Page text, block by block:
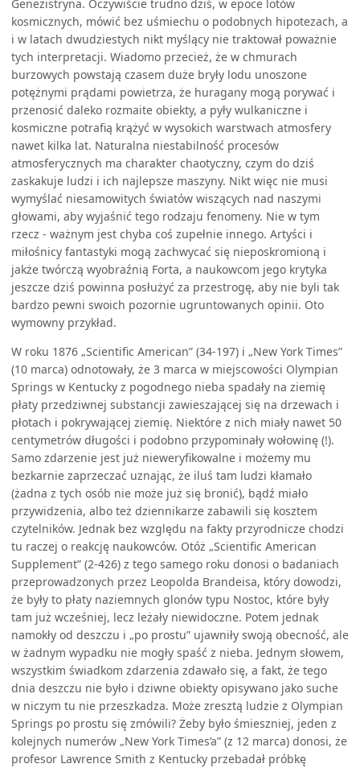
Genezistryna. Oczywiście trudno dziś, w epoce lotów
kosmicznych, mówić bez uśmiechu o podobnych hipotezach, a
i w latach dwudziestych nikt myślący nie traktował poważnie
tych interpretacji. Wiadomo przecież, że w chmurach
burzowych powstają czasem duże bryły lodu unoszone
potężnymi prądami powietrza, że huragany mogą porywać i
przenosić daleko rozmaite obiekty, a pyły wulkaniczne i
kosmiczne potrafią krążyć w wysokich warstwach atmosfery
nawet kilka lat. Naturalna niestabilność procesów
atmosferycznych ma charakter chaotyczny, czym do dziś
zaskakuje ludzi i ich najlepsze maszyny. Nikt więc nie musi
wymyślać niesamowitych światów wiszących nad naszymi
głowami, aby wyjaśnić tego rodzaju fenomeny. Nie w tym
rzecz - ważnym jest chyba coś zupełnie innego. Artyści i
miłośnicy fantastyki mogą zachwycać się nieposkromioną i
jakże twórczą wyobraźnią Forta, a naukowcom jego krytyka
jeszcze dziś powinna posłużyć za przestrogę, aby nie byli tak
bardzo pewni swoich pozornie ugruntowanych opinii. Oto
wymowny przykład.
W roku 1876 „Scientific American” (34-197) i „New York Times”
(10 marca) odnotowały, że 3 marca w miejscowości Olympian
Springs w Kentucky z pogodnego nieba spadały na ziemię
płaty przedziwnej substancji zawieszającej się na drzewach i
płotach i pokrywającej ziemię. Niektóre z nich miały nawet 50
centymetrów długości i podobno przypominały wołowinę (!).
Samo zdarzenie jest już nieweryfikowalne i możemy mu
bezkarnie zaprzeczać uznając, że iluś tam ludzi kłamało
(żadna z tych osób nie może już się bronić), bądź miało
przywidzenia, albo też dziennikarze zabawili się kosztem
czytelników. Jednak bez względu na fakty przyrodnicze chodzi
tu raczej o reakcję naukowców. Otóż „Scientific American
Supplement” (2-426) z tego samego roku donosi o badaniach
przeprowadzonych przez Leopolda Brandeisa, który dowodzi,
że były to płaty naziemnych glonów typu Nostoc, które były
tam już wcześniej, lecz leżały niewidoczne. Potem jednak
namokły od deszczu i „po prostu” ujawniły swoją obecność, ale
w żadnym wypadku nie mogły spaść z nieba. Jednym słowem,
wszystkim świadkom zdarzenia zdawało się, a fakt, że tego
dnia deszczu nie było i dziwne obiekty opisywano jako suche
w niczym tu nie przeszkadza. Może zresztą ludzie z Olympian
Springs po prostu się zmówili? Żeby było śmieszniej, jeden z
kolejnych numerów „New York Times’a” (z 12 marca) donosi, że
profesor Lawrence Smith z Kentucky przebadał próbkę